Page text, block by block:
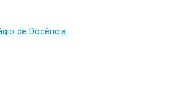
de Docência